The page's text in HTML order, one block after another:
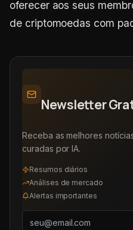
oferecer aos seus
de criptomoedas com
Newsletter
Receba as melhores
curadas por IA.
Resumos diários
Análises de mercado
Alertas importantes